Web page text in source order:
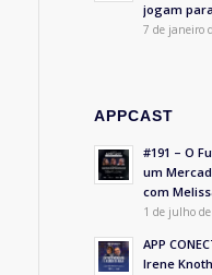
jogam
7 de janeiro
APPCAST
#191 – O
um
com
1 de julho
APP
Irene Knoth